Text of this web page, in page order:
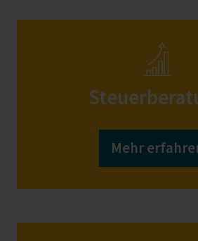
Mehr